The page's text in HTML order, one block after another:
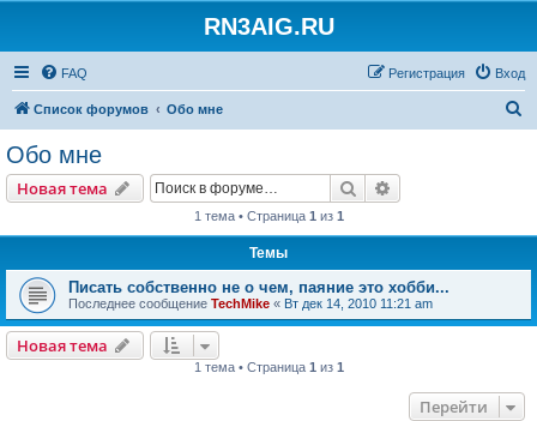
RN3AIG.RU
FAQ Вход
Регистрация
Список форумов Обо мне
Обо мне
Новая тема Поиск
1 тема • Страница 1 из 1
Темы
Писать собственно не о чем, паяние это хобби...
Последнее сообщение TechMike « Вт дек 14, 2010 11:21 am
Новая тема
1 тема • Страница 1 из 1
Перейти